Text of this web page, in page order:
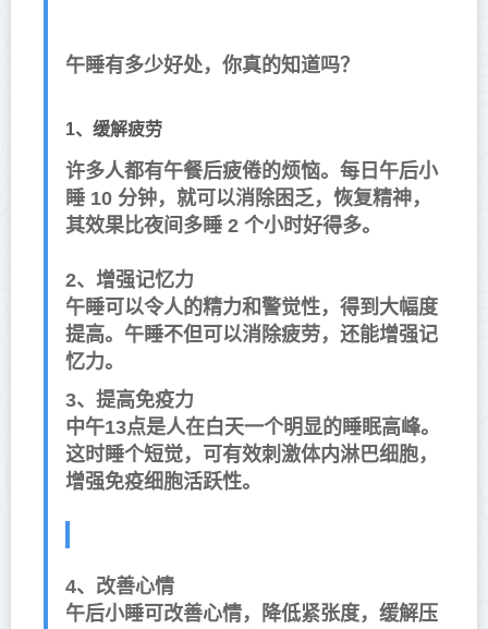
午睡有多少好处，你真的知道吗？
1、缓解疲劳
许多人都有午餐后疲倦的烦恼。每日午后小
睡 10 分钟，就可以消除困乏， 恢复精神，
其效果比夜间多睡 2 个小时好得多。
2、增强记忆力
午睡可以令人的精力和警觉性，得到大幅度
提高。午睡不但可以消除疲劳，还能增强记
忆力。
3、提高免疫力
中午13点是人在白天一个明显的睡眠高峰。
这时睡个短觉，可有效刺激体内淋巴细胞，
增强免疫细胞活跃性。
4、改善心情
午后小睡可改善心情，降低紧张度，缓解压